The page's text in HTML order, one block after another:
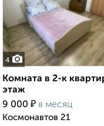
4
Комната в 2-к
этаж
9 000 ₽ в месяц
Космонавтов 21